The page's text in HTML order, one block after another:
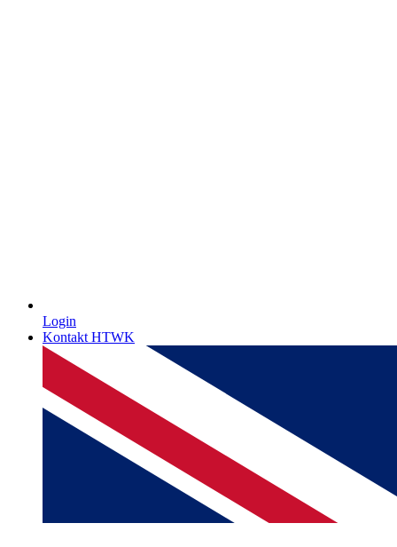
Login
Kontakt HTWK